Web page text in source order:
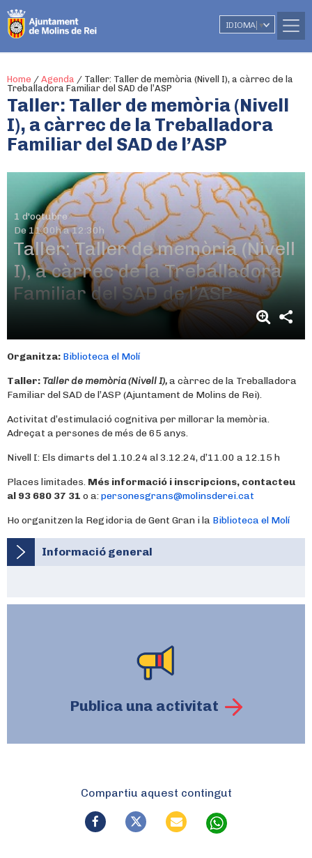
IDIOMA ▼
Home / Agenda / Taller: Taller de memòria (Nivell I), a càrrec de la
Treballadora Familiar del SAD de l’ASP
Taller: Taller de memòria (Nivell
I), a càrrec de la Treballadora
Familiar del SAD de l’ASP
1 d'octubre
De 11.00h a 12:30h
Taller: Taller de memòria (Nivell
I), a càrrec de la Treballadora
Familiar del SAD de l’ASP
Organitza: Biblioteca el Molí
Taller: Taller de memòria (Nivell I),a càrrec de la Treballadora
Familiar del SAD de l’ASP (Ajuntament de Molins de Rei).
Activitat d’estimulació cognitiva per millorar la memòria.
Adreçat a persones de més de 65 anys.
Nivell I: Els dimarts del 1.10.24 al 3.12.24, d’11.00 a 12.15 h
Places limitades. Més informació i inscripcions, contacteu
al 93 680 37 31 o a:personesgrans@molinsderei.cat
Ho organitzen la Regidoria de Gent Gran i la Biblioteca el Molí
Informació general
Publica una activitat
Compartiu aquest contingut